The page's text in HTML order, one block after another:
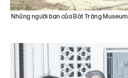
Những người bạn của Bát Tràng Museum